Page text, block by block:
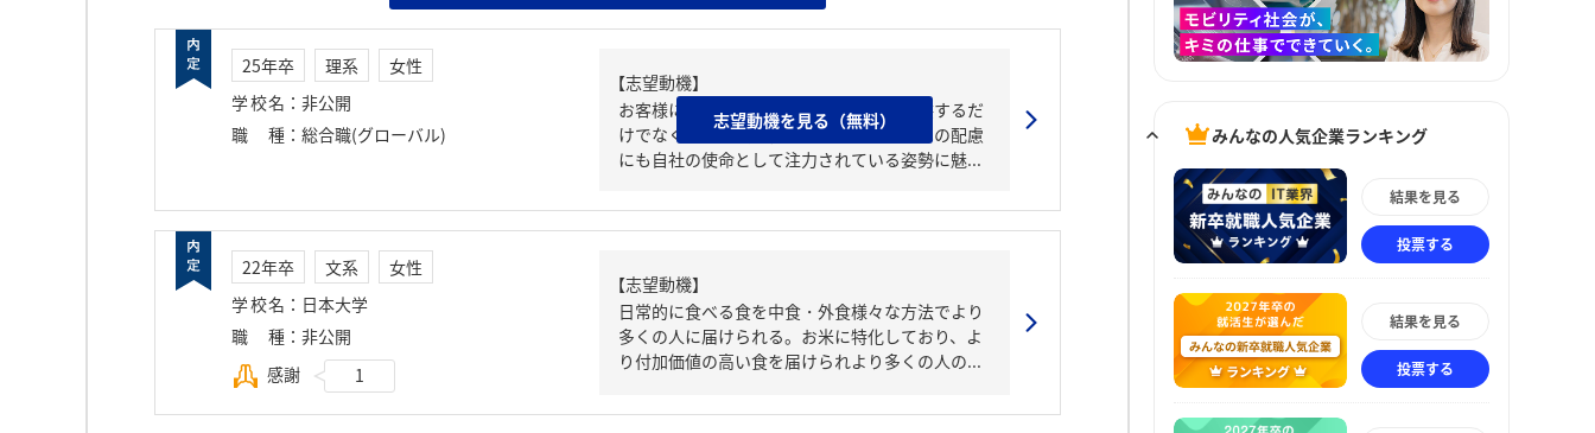
25年卒 理系
女性
学校名 ： 非公開
職種 ： 総合職(グローバル)
【志望動機】
お客様に美味しい食事を通して幸せを提供するだ
けでなく日本の食文化や農業振興、環境への配慮
にも自社の使命として注力されている姿勢に魅...
志望動機を見る（無料）
22年卒 文系
女性
学校名 ： 日本大学
職種 ： 非公開
感謝
1
【志望動機】
日常的に食べる食を中食・外食様々な方法でより
多くの人に届けられる。お米に特化しており、よ
り付加価値の高い食を届けられより多くの人の...
みんなの人気企業ランキング
結果を見る
投票する
結果を見る
投票する